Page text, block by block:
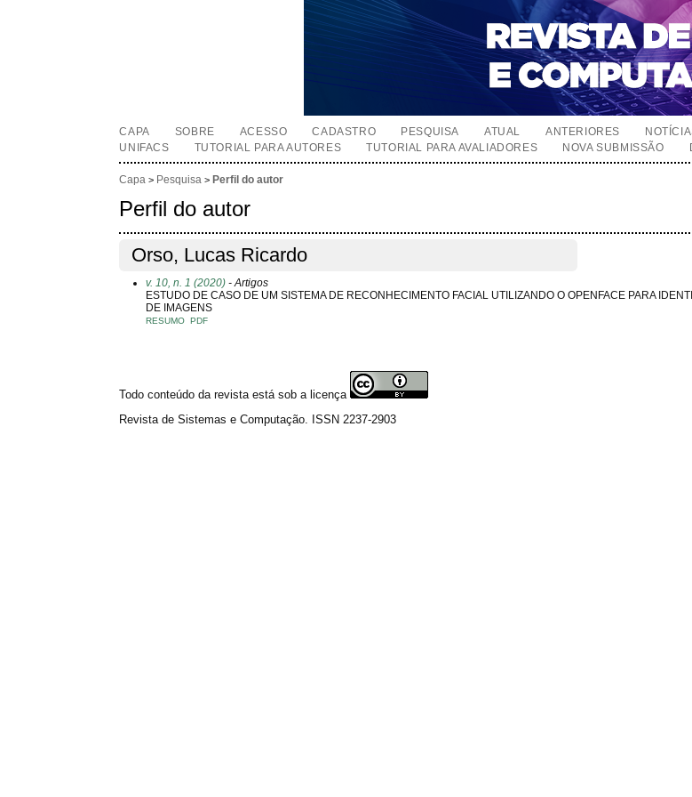
CAPA SOBRE ACESSO CADASTRO PESQUISA ATUAL ANTERIORES
UNIFACS
TUTORIAL PARA AUTORES TUTORIAL PARA AVALIADORES NOVA SUBMISSÃO
Capa > Pesquisa > Perfil do autor
Perfil do autor
Orso, Lucas Ricardo
v. 10, n. 1 (2020) - Artigos
ESTUDO DE CASO DE UM SISTEMA DE RECONHECIMENTO FACIAL UTILIZANDO O OPENFACE PARA
DE IMAGENS
RESUMO PDF
Todo conteúdo da revista está sob a licença
Revista de Sistemas e Computação. ISSN 2237-2903